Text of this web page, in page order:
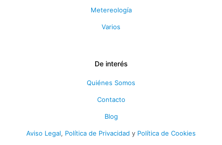
Metereología
Varios
De interés
Quiénes Somos
Contacto
Blog
Aviso Legal, Política de Privacidad y Política de Cookies